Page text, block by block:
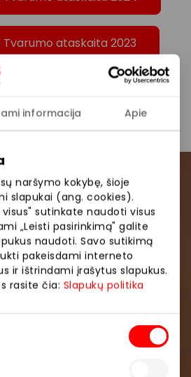
informacija Apie
naršymo kokybę, šioje
slapukai (ang. cookies).
sutinkate naudoti visus
„Leisti pasirinkimą" galite
naudoti. Savo sutikimą
pakeisdami interneto
ir ištrindami įrašytus slapukus.
rasite čia: Slapukų politika
ataskaita 2023
ataskaita 2022
prie mūsų
apie geriausius pasiūlymus,
informaciją iš AKROPOLIS
centro.